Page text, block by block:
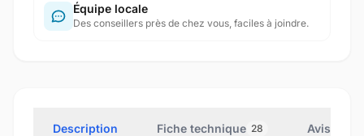
Équipe locale
Des conseillers près de chez vous, faciles à joindre.
Description Fiche technique 28 Avis